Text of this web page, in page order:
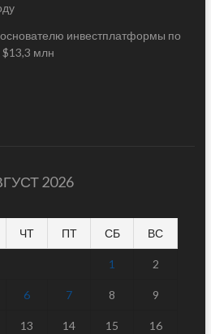
инвестплатформы по
млн
2026
ЧТ ПТ СБ ВС
1 2
6 7 8 9
13 14 15 16